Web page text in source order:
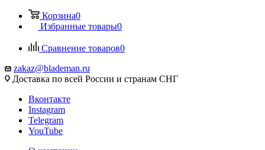
Корзина0
Избранные товары0
Сравнение товаров0
zakaz@blademan.ru
Доставка по всей России и странам СНГ
Вконтакте
Instagram
Telegram
YouTube